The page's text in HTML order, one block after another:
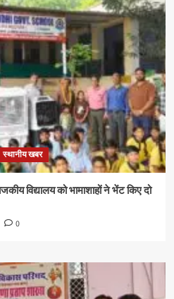
स्थानीय खबर
विद्यालय को भामाशाहों ने भेंट किए दो
0